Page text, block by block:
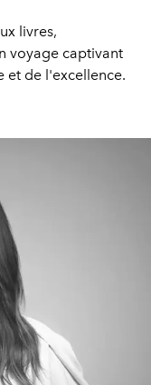
livres,
voyage captivant
et de l'excellence.